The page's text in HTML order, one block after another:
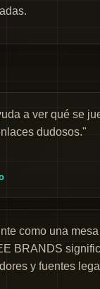
a ver qué se
dudosos."
como una
BRANDS
y fuentes